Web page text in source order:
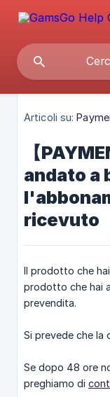
Articoli su:
【
andato a
ricevuto
Il prodotto che
prodotto che hai
prevendita.
Si prevede che la
Se dopo 48 ore
preghiamo di